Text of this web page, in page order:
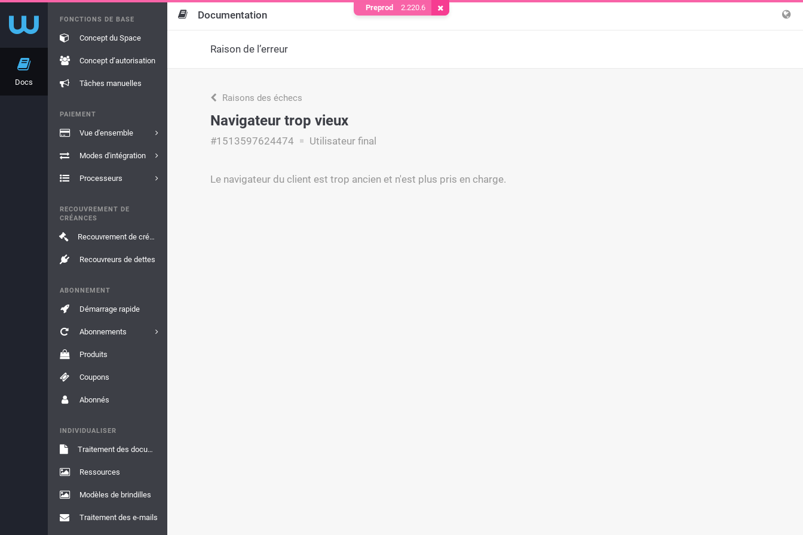
Docs
FONCTIONS DE BASE
Concept du Space
Concept d’autorisation
Tâches manuelles
PAIEMENT
Vue d'ensemble
Modes d'intégration
Processeurs
RECOUVREMENT DE
CRÉANCES
Recouvrement de créances
Recouvreurs de dettes
ABONNEMENT
Démarrage rapide
Abonnements
Produits
Coupons
Abonnés
INDIVIDUALISER
Traitement des documents
Ressources
Modèles de brindilles
Traitement des e-mails
Documentation
Raison de l’erreur
Raisons des échecs
Navigateur trop vieux
#1513597624474 Utilisateur final
Le navigateur du client est trop ancien et n'est plus pris en charge.
Preprod 2.220.6 Supprimer le cookie